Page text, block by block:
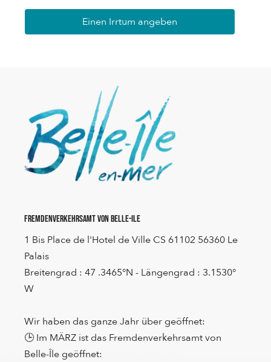
Einen Irrtum angeben
Fremdenverkehrsamt von Belle-Ile
1 Bis Place de l'Hotel de Ville CS 61102 56360 Le
Palais
Breitengrad : 47 .3465°N - Längengrad : 3.1530°
W
Wir haben das ganze Jahr über geöffnet:
🕒 Im MÄRZ ist das Fremdenverkehrsamt von
Belle-Île geöffnet: